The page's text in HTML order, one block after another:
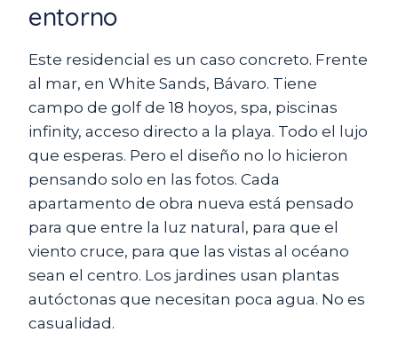
entorno
Este residencial es un caso concreto. Frente
al mar, en White Sands, Bávaro. Tiene
campo de golf de 18 hoyos, spa, piscinas
infinity, acceso directo a la playa. Todo el lujo
que esperas. Pero el diseño no lo hicieron
pensando solo en las fotos. Cada
apartamento de obra nueva está pensado
para que entre la luz natural, para que el
viento cruce, para que las vistas al océano
sean el centro. Los jardines usan plantas
autóctonas que necesitan poca agua. No es
casualidad.